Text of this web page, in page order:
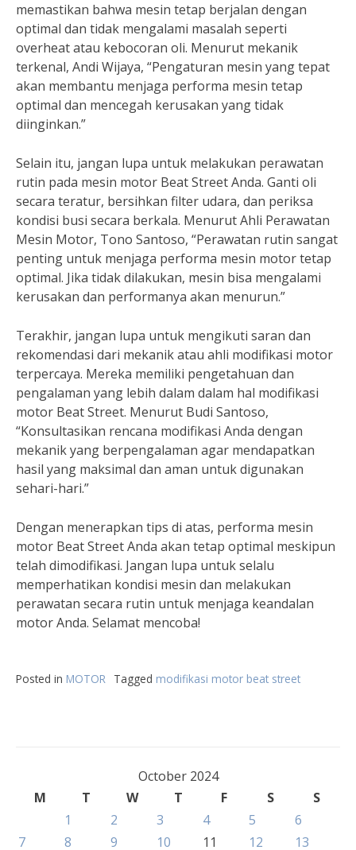
memastikan bahwa mesin tetap berjalan dengan
optimal dan tidak mengalami masalah seperti
overheat atau kebocoran oli. Menurut mekanik
terkenal, Andi Wijaya, “Pengaturan mesin yang tepat
akan membantu menjaga performa mesin tetap
optimal dan mencegah kerusakan yang tidak
diinginkan.”
Selain itu, jangan lupa untuk melakukan perawatan
rutin pada mesin motor Beat Street Anda. Ganti oli
secara teratur, bersihkan filter udara, dan periksa
kondisi busi secara berkala. Menurut Ahli Perawatan
Mesin Motor, Tono Santoso, “Perawatan rutin sangat
penting untuk menjaga performa mesin motor tetap
optimal. Jika tidak dilakukan, mesin bisa mengalami
kerusakan dan performanya akan menurun.”
Terakhir, jangan lupa untuk mengikuti saran dan
rekomendasi dari mekanik atau ahli modifikasi motor
terpercaya. Mereka memiliki pengetahuan dan
pengalaman yang lebih dalam dalam hal modifikasi
motor Beat Street. Menurut Budi Santoso,
“Konsultasikan rencana modifikasi Anda dengan
mekanik yang berpengalaman agar mendapatkan
hasil yang maksimal dan aman untuk digunakan
sehari-hari.”
Dengan menerapkan tips di atas, performa mesin
motor Beat Street Anda akan tetap optimal meskipun
telah dimodifikasi. Jangan lupa untuk selalu
memperhatikan kondisi mesin dan melakukan
perawatan secara rutin untuk menjaga keandalan
motor Anda. Selamat mencoba!
Posted in MOTOR Tagged modifikasi motor beat street
October 2024
M
T W T F S
S
1
2 3 4 5
6
7
8 9 10 11 12 13